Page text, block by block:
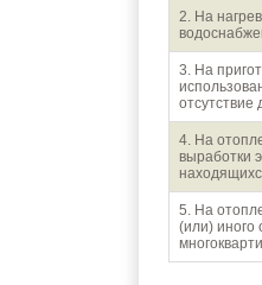
2. На
3. На
отсутствие
4. На
выработки
5. На
(или) иного